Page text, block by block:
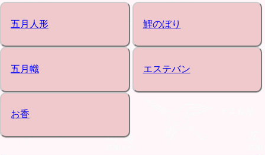
五月人形 鯉のぼり
五月幟 エステバン
お香